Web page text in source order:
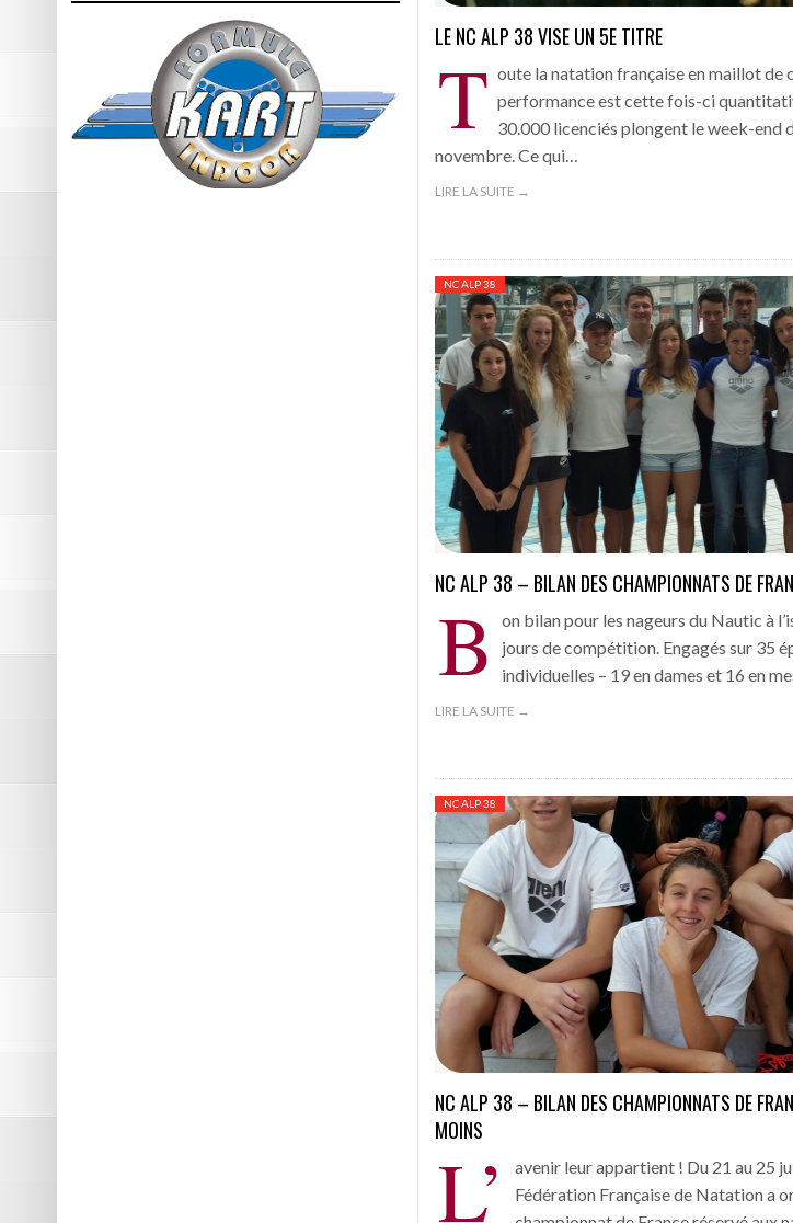
LE NC ALP 38 VISE UN 5E TITRE
T oute la natation française en maillot de
performance est cette fois-ci
30.000 licenciés plongent le week-end
novembre. Ce qui…
LIRE LA SUITE →
NC ALP 38
NC ALP 38 – BILAN DES CHAMPIONNATS DE
B
on bilan pour les nageurs du Nautic à
jours de compétition. Engagés sur 35
individuelles – 19 en dames et 16 en
LIRE LA SUITE →
NC ALP 38
NC ALP 38 – BILAN DES CHAMPIONNATS DE
MOINS
L’
avenir leur appartient ! Du 21 au 25
Fédération Française de Natation a